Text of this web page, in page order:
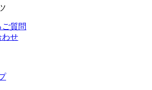
ご質問
わせ